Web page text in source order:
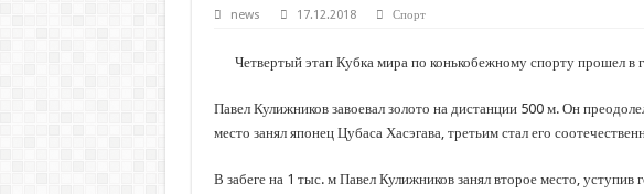
С нового учебного года в 35 школах Кубани запустят проект
В городах и районах Кубани отметили День России
news 17.12.2018 Спорт
Четвертый этап Кубка мира по конькобежному спорту прошел в
Павел Кулижников завоевал золото на дистанции 500 м. Он
место занял японец Цубаса Хасэгава, третьим стал его
В забеге на 1 тыс. м Павел Кулижников занял второе место,